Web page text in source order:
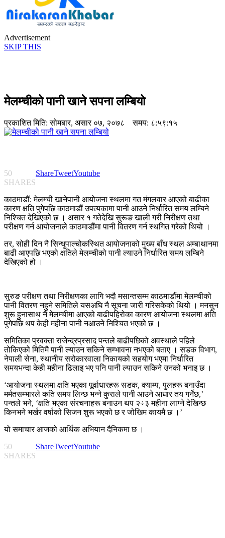
Advertisement
SKIP THIS
मेलम्चीको पानी खाने सपना लम्बियो
प्रकाशित मिति:सोमबार, असार ०७, २०७८ समय: ८:५९:१५
50
SHARES
ShareTweetYoutube
काठमाडौं: मेलम्ची खानेपानी आयोजना स्थलमा गत मंगलवार आएको बाढीका
कारण क्षति पुगेपछि काठमाडौं उपत्यकामा पानी आउने निर्धारित समय लम्बिने
निश्चित देखिएको छ । असार १ गतेदेखि सुरूङ खाली गरी निरीक्षण तथा
परीक्षण गर्न आयोजनाले काठमाडौंमा पानी वितरण गर्न स्थगित गरेको थियो ।
तर, सोही दिन नै सिन्धुपाल्चोकस्थित आयोजनाको मुख्य बाँध स्थल अम्बाथानमा
बाढी आएपछि भएको क्षतिले मेलम्चीको पानी ल्याउने निर्धारित समय लम्बिने
देखिएको हो ।
सुरुङ परीक्षण तथा निरीक्षणका लागि भदौ मसान्तसम्म काठमाडौंमा मेलम्चीको
पानी वितरण नहुने समितिले यसअघि नै सूचना जारी गरिसकेको थियो । मनसुन
शुरू हुनासाथ नै मेलम्चीमा आएको बाढीपहिरोका कारण आयोजना स्थलमा क्षति
पुगेपछि थप केही महीना पानी नआउने निश्चित भएको छ ।
समितिका प्रवक्ता राजेन्द्रप्रसाद पन्तले बाढीपछिको अवस्थाले पहिले
तोकिएको मितिमै पानी ल्याउन सकिने सम्भावना नभएको बताए । सडक विभाग,
नेपाली सेना, स्थानीय सरोकारवाला निकायको सहयोग भएमा निर्धारित
समयभन्दा केही महीना ढिलाइ भए पनि पानी ल्याउन सकिने उनको भनाइ छ ।
‘आयोजना स्थलमा क्षति भएका पूर्वाधारहरू सडक, क्याम्प, पुलहरू बनाउँदा
मर्मतसम्भारले कति समय लिन्छ भन्ने कुराले पानी आउने आधार तय गर्नेछ,’
पन्तले भने, ‘क्षति भएका संरचनाहरू बनाउन थप २÷३ महीना लाग्ने देखिन्छ
किनभने भर्खर वर्षाको सिजन शुरू भएको छ र जोखिम कायमै छ ।’
यो समाचार आजको आर्थिक अभियान दैनिकमा छ ।
50
SHARES
ShareTweetYoutube